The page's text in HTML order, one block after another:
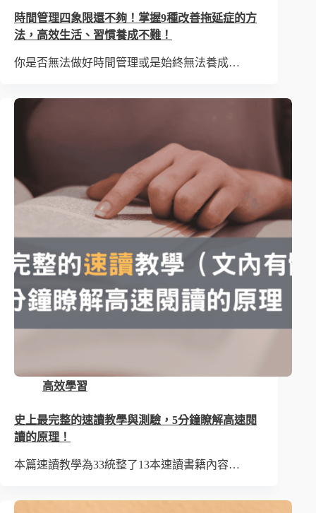
時間管理四象限還不夠！掌握9種改善拖延症的方
法，高效生活、習慣養成不難！
你是否無法做好時間管理或是始終無法養成…
高效學習
史上最完整的速讀教學與測驗，5分鐘瞭解高速閱
讀的原理！
本篇速讀教學為33統整了13本速讀書籍內容…